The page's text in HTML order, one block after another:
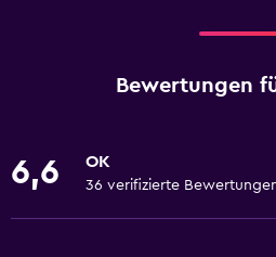
Bewertungen
6,6 OK
36 verifizierte